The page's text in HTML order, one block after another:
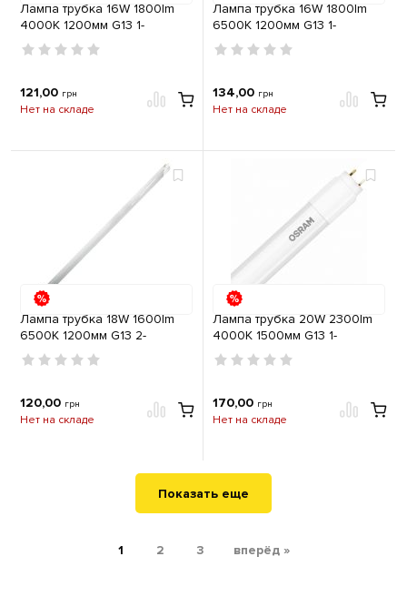
Лампа трубка 16W 1800lm
4000K 1200мм G13 1-
стороннее подключение
OSRAM
121,00 грн
Нет на складе
Лампа трубка 16W 1800lm
6500K 1200мм G13 1-
стороннее подключение
OSRAM
134,00 грн
Нет на складе
Лампа трубка 18W 1600lm
6500К 1200мм G13 2-
стороннее подключение
OSRAM
120,00 грн
Нет на складе
Лампа трубка 20W 2300lm
4000K 1500мм G13 1-
стороннее подключение
OSRAM
170,00 грн
Нет на складе
Показать еще
1 2 3 вперёд »